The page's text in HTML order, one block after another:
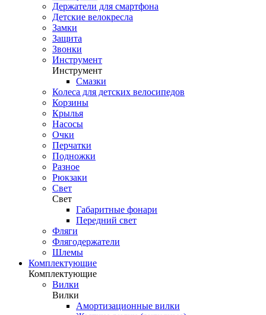
Держатели для смартфона
Детские велокресла
Замки
Защита
Звонки
Инструмент
Инструмент
Смазки
Колеса для детских велосипедов
Корзины
Крылья
Насосы
Очки
Перчатки
Подножки
Разное
Рюкзаки
Свет
Свет
Габаритные фонари
Передний свет
Фляги
Флягодержатели
Шлемы
Комплектующие
Комплектующие
Вилки
Вилки
Амортизационные вилки